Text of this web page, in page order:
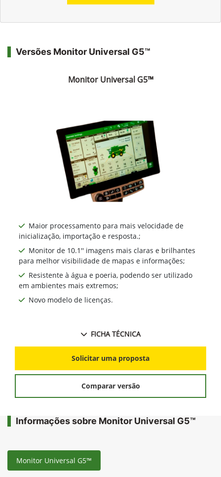
Versões Monitor Universal G5™
Monitor Universal G5™
Maior processamento para mais velocidade de
inicialização, importação e resposta.;
Monitor de 10.1'' imagens mais claras e brilhantes
para melhor visibilidade de mapas e informações;
Resistente à água e poeria, podendo ser utilizado
em ambientes mais extremos;
Novo modelo de licenças.
FICHA TÉCNICA
Solicitar uma proposta
Comparar versão
Informações sobre Monitor Universal G5™
Monitor Universal G5™